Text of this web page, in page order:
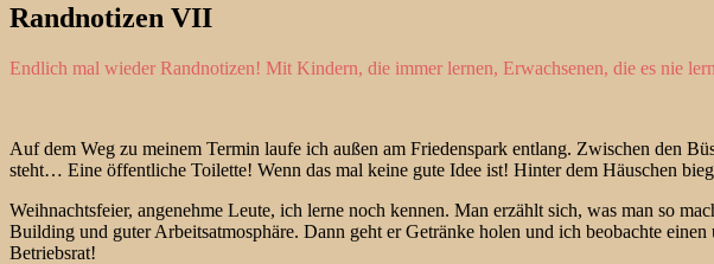
Randnotizen VII
Endlich mal wieder Randnotizen! Mit Kindern, die immer lernen, Erwachsenen, die es nie
Auf dem Weg zu meinem Termin laufe ich außen am Friedenspark entlang. Zwischen den
steht… Eine öffentliche Toilette! Wenn das mal keine gute Idee ist! Hinter dem Häuschen
Weihnachtsfeier, angenehme Leute, ich lerne noch kennen. Man erzählt sich, was man so
Building und guter Arbeitsatmosphäre. Dann geht er Getränke holen und ich beobachte
Betriebsrat!